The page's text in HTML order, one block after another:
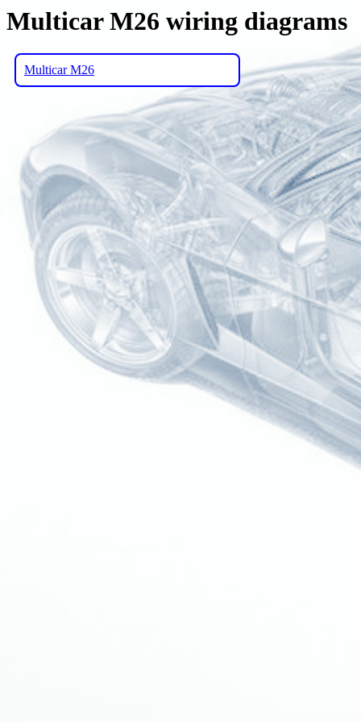
Multicar M26 wiring diagrams
Multicar M26